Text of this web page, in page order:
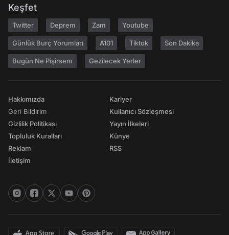
Keşfet
Twitter Deprem Zam Youtube
Günlük Burç Yorumları A101 Tiktok Son Dakika
Bugün Ne Pişirsem Gezilecek Yerler
Hakkımızda
Geri Bildirim
Gizlilik Politikası
Topluluk Kuralları
Reklam
İletişim
Kariyer
Kullanıcı Sözleşmesi
Yayın İlkeleri
Künye
RSS